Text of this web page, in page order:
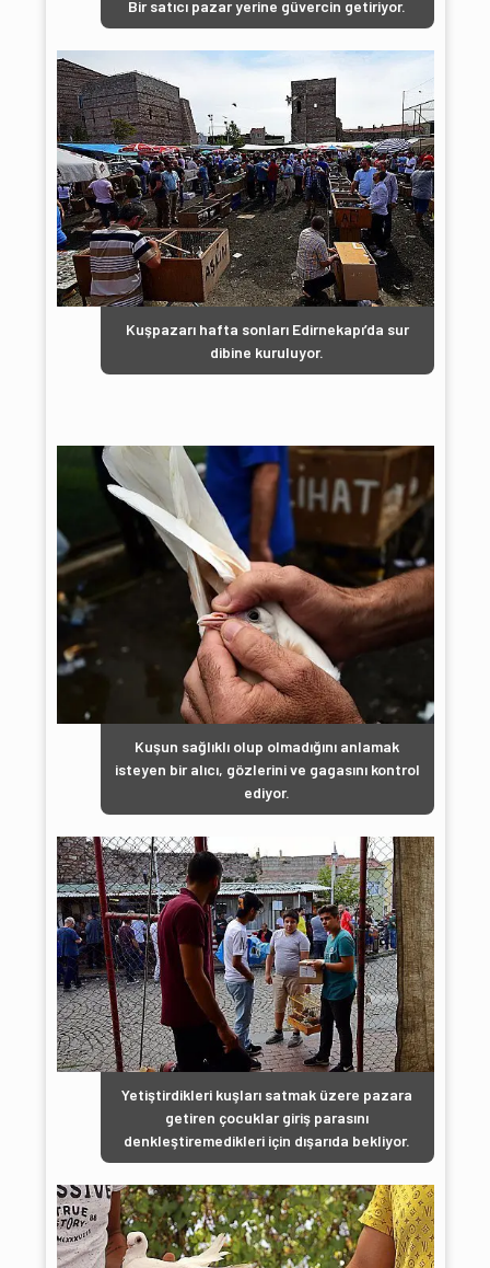
Bir satıcı pazar yerine güvercin getiriyor.
Kuşpazarı hafta sonları Edirnekapı’da sur
dibine kuruluyor.
Kuşun sağlıklı olup olmadığını anlamak
isteyen bir alıcı, gözlerini ve gagasını kontrol
ediyor.
Yetiştirdikleri kuşları satmak üzere pazara
getiren çocuklar giriş parasını
denkleştiremedikleri için dışarıda bekliyor.